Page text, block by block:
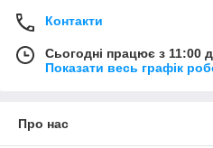
Контакти
Сьогодні працює з 11:00
Показати весь графік
Про нас